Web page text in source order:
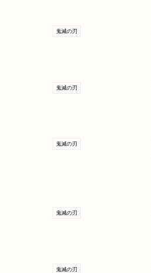
鬼滅の刃
鬼滅の刃
鬼滅の刃
鬼滅の刃
鬼滅の刃